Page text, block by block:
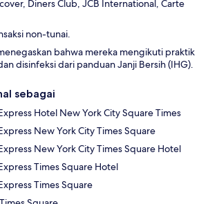
Diners Club, JCB International, Carte
non-tunai.
bahwa mereka mengikuti praktik
disinfeksi dari panduan Janji Bersih (IHG).
sebagai
Hotel New York City Square Times
New York City Times Square
New York City Times Square Hotel
Times Square Hotel
Times Square